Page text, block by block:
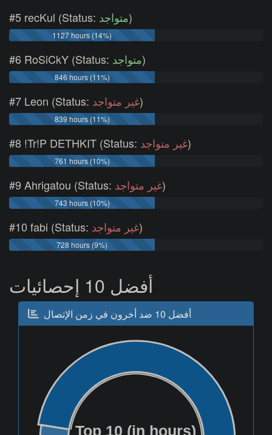
#5 recKul (Status: متواجد)
1127 hours (14%)
#6 RoSiCkY (Status: متواجد)
846 hours (11%)
#7 Leon (Status: غير متواجد)
839 hours (11%)
#8 !Tr!P DETHKIT (Status: غير متواجد)
761 hours (10%)
#9 Ahrigatou (Status: غير متواجد)
743 hours (10%)
#10 fabi (Status: غير متواجد)
728 hours (9%)
أفضل 10 إحصائيات
أفضل 10 ضد أخرون في زمن الإتصال
Top 10 (in hours)